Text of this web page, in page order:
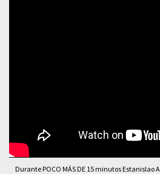
Durante POCO MÁS DE 15 minutos Estanislao